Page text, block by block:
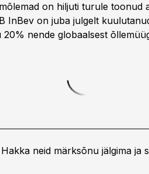
on hiljuti turule toonud
InBev on juba julgelt
nende globaalsest
Hakka neid märksõnu jälgima ja